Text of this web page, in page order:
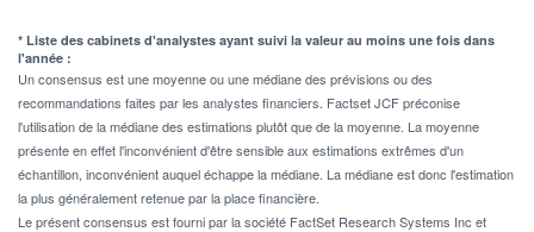
* Liste des cabinets d'analystes ayant suivi la valeur au moins une fois dans
l'année :
Un consensus est une moyenne ou une médiane des prévisions ou des
recommandations faites par les analystes financiers. Factset JCF préconise
l'utilisation de la médiane des estimations plutôt que de la moyenne. La moyenne
présente en effet l'inconvénient d'être sensible aux estimations extrêmes d'un
échantillon, inconvénient auquel échappe la médiane. La médiane est donc l'estimation
la plus généralement retenue par la place financière.
Le présent consensus est fourni par la société FactSet Research Systems Inc et